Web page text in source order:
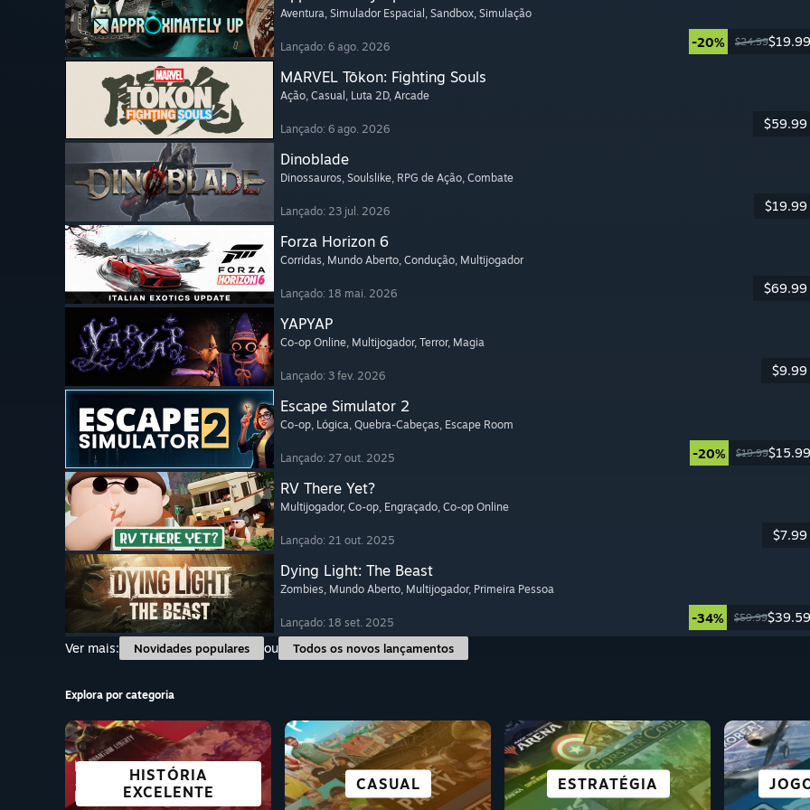
Aventura, Simulador Espacial , Sandbox, Simulação
Lançado: 6 ago. 2026 -20% $24.99$19.99
MARVEL Tōkon: Fighting Souls
Ação, Casual , Luta 2D, Arcade
Lançado: 6 ago. 2026 $59.99
Dinoblade
Dinossauros, Soulslike, RPG de Ação, Combate
Lançado: 23 jul. 2026 $19.99
Forza Horizon 6
Corridas, Mundo Aberto, Condução, Multijogador
Lançado: 18 mai. 2026 $69.99
YAPYAP
Co-op Online, Multijogador, Terror, Magia
Lançado: 3 fev. 2026 $9.99
Escape Simulator 2
Co-op, Lógica, Quebra-Cabeças, Escape Room
Lançado: 27 out. 2025 -20% $19.99$15.99
RV There Yet?
Multijogador, Co-op, Engraçado, Co-op Online
Lançado: 21 out. 2025 $7.99
Dying Light: The Beast
Zombies, Mundo Aberto, Multijogador, Primeira Pessoa
Lançado: 18 set. 2025 -34% $59.99$39.59
Ver mais:
Novidades populares ou Todos os novos lançamentos
Explora por categoria
HISTÓRIA
EXCELENTE
CASUAL ESTRATÉGIA
CIDADES E
COLONIZAÇÃO
FICÇÃO CIENTÍFICA
E CYBERPUNK
AVENTURA
QUEBRA-CABEÇAS TERROR AÇÃO
TODOS OS
DESPORTOS
GRÁTIS PARA
JOGAR
LUTA